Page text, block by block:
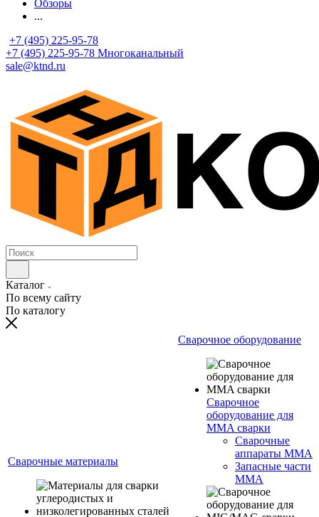
Обзоры
...
+7 (495) 225-95-78
+7 (495) 225-95-78 Многоканальный
sale@ktnd.ru
Каталог
По всему сайту
По каталогу
Сварочные материалы
Сварочное оборудование
Сварочное
оборудование для
MMA сварки
Сварочные
аппараты MMA
Запасные части
MMA